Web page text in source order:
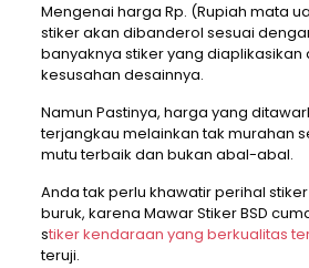
Mengenai harga Rp. (Rupiah mata
stiker akan dibanderol sesuai
banyaknya stiker yang diaplikasikan
kesusahan desainnya.
Namun Pastinya, harga yang
terjangkau melainkan tak murahan
mutu terbaik dan bukan abal-abal.
Anda tak perlu khawatir perihal
buruk, karena Mawar Stiker BSD
stiker kendaraan yang berkualitas
teruji.